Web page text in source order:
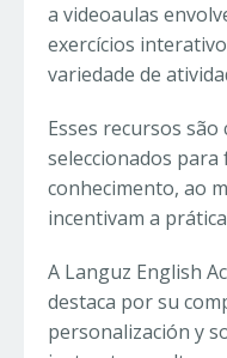
a videoaulas
exercícios
variedade de
Esses recursos
seleccionados
conhecimento, ao
incentivam a
A Languz English
destaca por su
personalización y